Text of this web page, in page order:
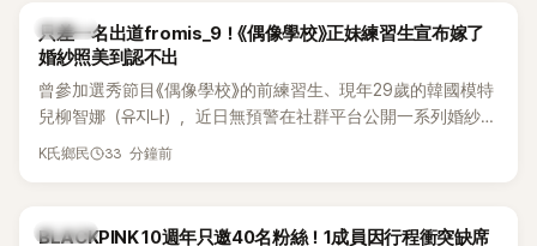
K-POP
只差一名出道fromis_9！《偶像學校》正妹練習生宣布嫁了
婚紗照美到認不出
曾參加選秀節目《偶像學校》的前練習生、現年29歲的韓國模特
兒柳智娜（유지나），近日無預警在社群平台公開一系列婚紗
照，親自宣布即將步入婚姻，消息曝光後讓不少曾追看節目的
K氏鄉民 33 分鐘前
K-POP
BLACKPINK 10週年只邀40名粉絲！1成員因行程衝突缺席